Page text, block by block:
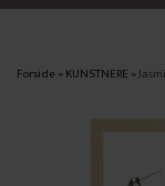
Forside »KUNSTNERE »